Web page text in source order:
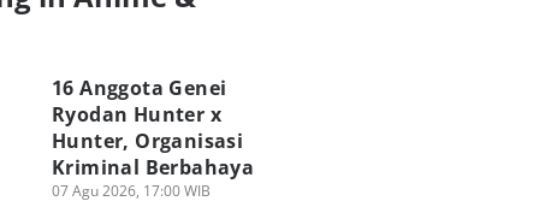
16 Anggota Genei
Ryodan Hunter x
Hunter, Organisasi
Kriminal Berbahaya
07 Agu 2026, 17:00 WIB